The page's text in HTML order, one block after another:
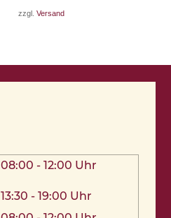
zzgl.Versand
08:00 - 12:00 Uhr
13:30 - 19:00 Uhr